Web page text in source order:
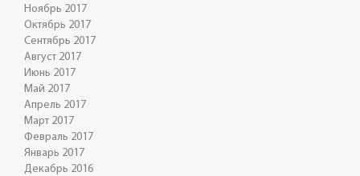
Ноябрь 2017
Октябрь 2017
Сентябрь 2017
Август 2017
Июнь 2017
Май 2017
Апрель 2017
Март 2017
Февраль 2017
Январь 2017
Декабрь 2016